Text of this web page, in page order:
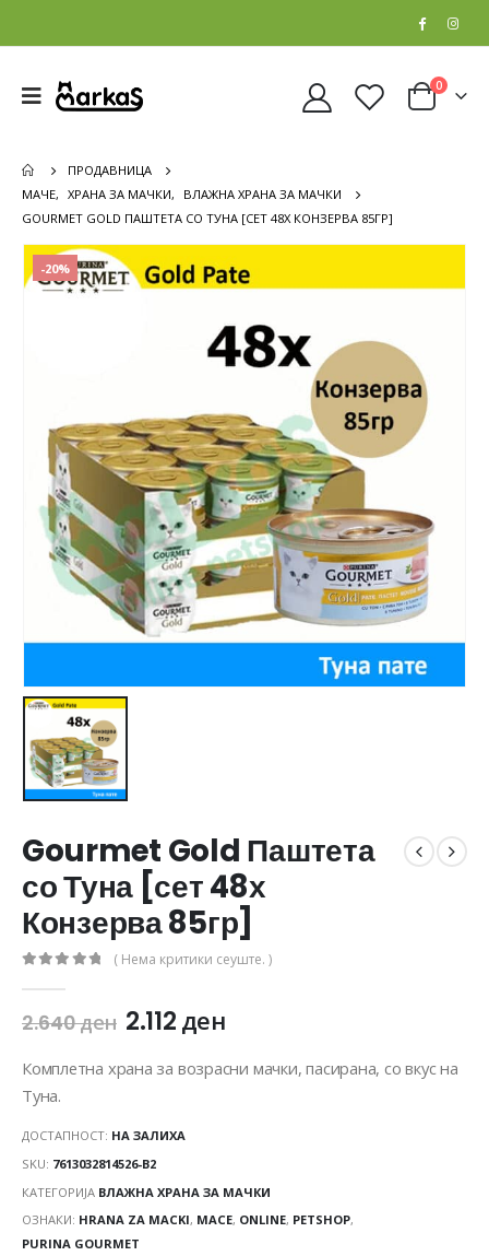
0
ПРОДАВНИЦА
МАЧЕ, ХРАНА ЗА МАЧКИ,
ВЛАЖНА ХРАНА ЗА МАЧКИ
GOURMET GOLD ПАШТЕТА СО ТУНА [СЕТ 48Х КОНЗЕРВА 85ГР]
-20%
Gourmet Gold Паштета
со Туна [сет 48х
Конзерва 85гр]
( Нема критики сеуште. )
2.640ден 2.112ден
Комплетна храна за возрасни мачки, пасирана, со вкус на
Туна.
ДОСТАПНОСТ: НА ЗАЛИХА
SKU: 7613032814526-B2
КАТЕГОРИЈА ВЛАЖНА ХРАНА ЗА МАЧКИ
ОЗНАКИ: HRANA ZA MACKI, MACE, ONLINE, PETSHOP,
PURINA GOURMET